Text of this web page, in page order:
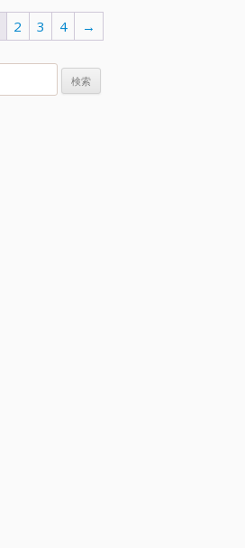
2 3 4 →